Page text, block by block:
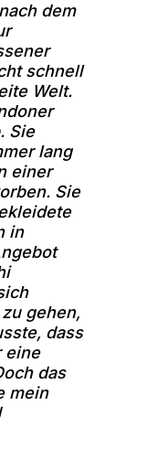
dem
schnell
Welt.
Sie
lang
einer
Sie
in
gehen,
dass
eine
das
mein